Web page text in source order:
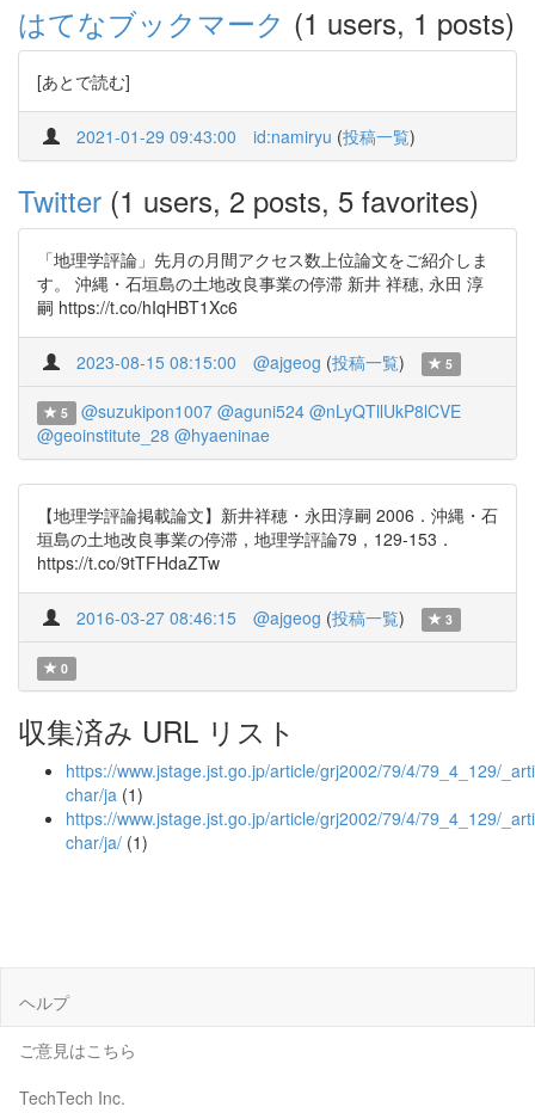
はてなブックマーク (1 users, 1 posts)
[あとで読む]
2021-01-29 09:43:00 id:namiryu (投稿一覧)
Twitter (1 users, 2 posts, 5 favorites)
「地理学評論」先月の月間アクセス数上位論文をご紹介しま
す。 沖縄・石垣島の土地改良事業の停滞 新井 祥穂, 永田 淳
嗣 https://t.co/hIqHBT1Xc6
2023-08-15 08:15:00 @ajgeog (投稿一覧) 5
5 @suzukipon1007 @aguni524 @nLyQTllUkP8lCVE
@geoinstitute_28 @hyaeninae
【地理学評論掲載論文】新井祥穂・永田淳嗣 2006．沖縄・石
垣島の土地改良事業の停滞，地理学評論79，129-153．
https://t.co/9tTFHdaZTw
2016-03-27 08:46:15 @ajgeog (投稿一覧) 3
0
収集済み URL リスト
https://www.jstage.jst.go.jp/article/grj2002/79/4/79_4_129/
char/ja (1)
https://www.jstage.jst.go.jp/article/grj2002/79/4/79_4_129/
char/ja/ (1)
ヘルプ
ご意見はこちら
TechTech Inc.